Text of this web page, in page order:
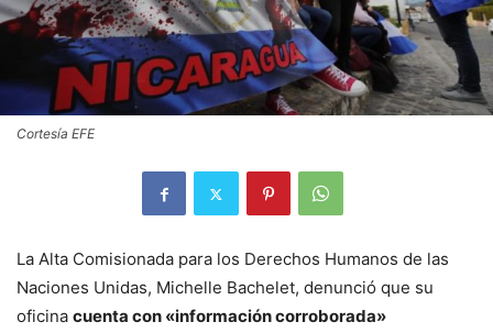
Cortesía EFE
La Alta Comisionada para los Derechos Humanos de las
Naciones Unidas, Michelle Bachelet, denunció que su
oficina cuenta con «información corroborada»